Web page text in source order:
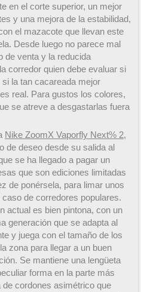
en el corte superior, un mejor
y una mejora de la estabilidad,
el mazacote que llevan este
Desde luego no parece mal
de venta y la reducida
corredor quien debe evaluar si
la tan cacareada mejor
real. Para gustos los colores,
se atreve a desgastarlas fuera
Nike ZoomX Vaporfly Next% 2,
de deseo desde su salida al
se ha llegado a pagar un
que son ediciones limitadas
de ponérsela, para limar unos
de corredores populares.
actual es bien pintona, con un
generación que se adapta al
y juega con el tamaño de los
zona para llegar a un buen
Se mantiene una lengüeta
forma en la parte más
cordones asimétrico que